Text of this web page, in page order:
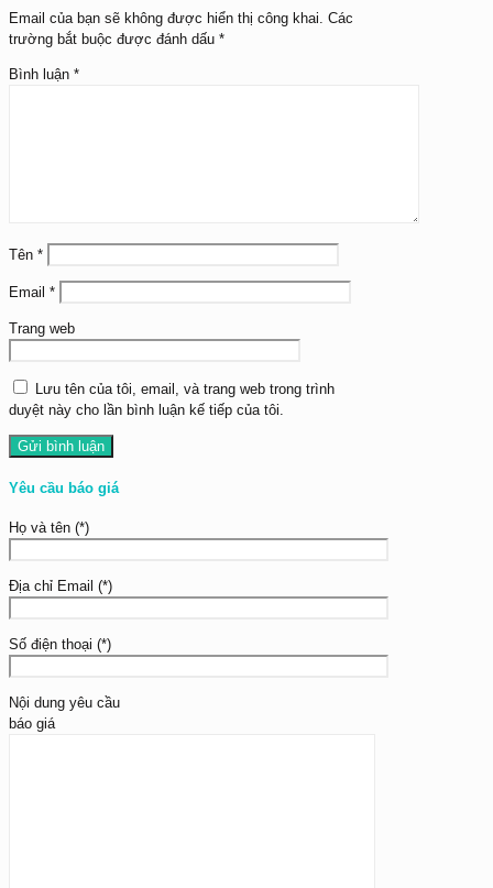
Email của bạn sẽ không được hiển thị công khai. Các
trường bắt buộc được đánh dấu *
Bình luận *
Tên *
Email *
Trang web
Lưu tên của tôi, email, và trang web trong trình
duyệt này cho lần bình luận kế tiếp của tôi.
Yêu cầu báo giá
Họ và tên (*)
Địa chỉ Email (*)
Số điện thoại (*)
Nội dung yêu cầu
báo giá